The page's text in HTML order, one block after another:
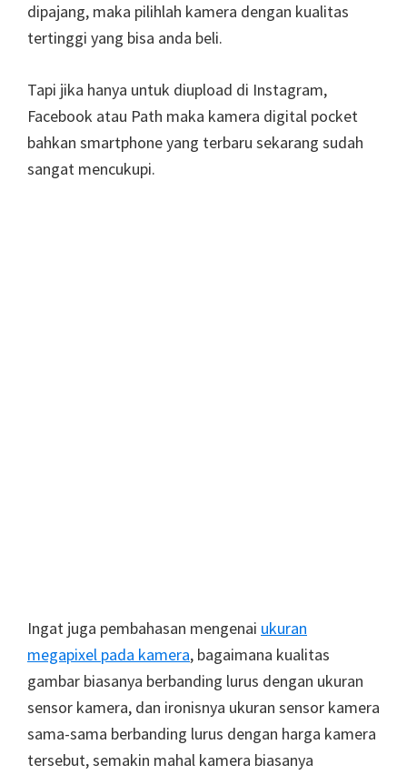
dipajang, maka pilihlah kamera dengan kualitas
tertinggi yang bisa anda beli.
Tapi jika hanya untuk diupload di Instagram,
Facebook atau Path maka kamera digital pocket
bahkan smartphone yang terbaru sekarang sudah
sangat mencukupi.
Ingat juga pembahasan mengenai ukuran
megapixel pada kamera, bagaimana kualitas
gambar biasanya berbanding lurus dengan ukuran
sensor kamera, dan ironisnya ukuran sensor kamera
sama-sama berbanding lurus dengan harga kamera
tersebut, semakin mahal kamera biasanya